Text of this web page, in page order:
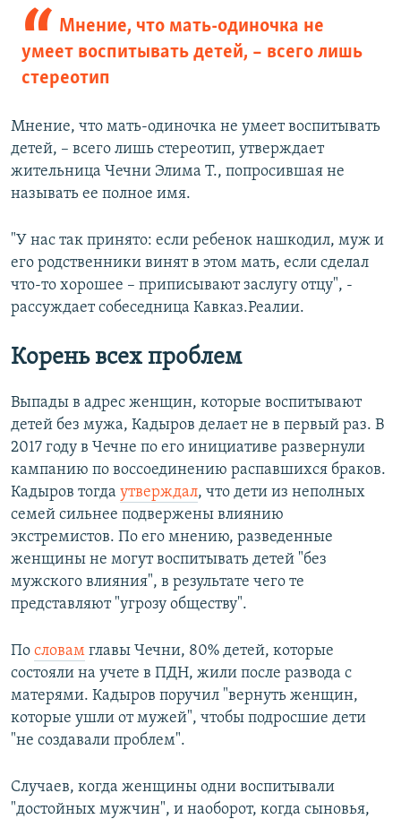
Мнение, что мать-одиночка не
умеет воспитывать детей, – всего лишь
стереотип
Мнение, что мать-одиночка не умеет воспитывать
детей, – всего лишь стереотип, утверждает
жительница Чечни Элима Т., попросившая не
называть ее полное имя.
"У нас так принято: если ребенок нашкодил, муж и
его родственники винят в этом мать, если сделал
что-то хорошее – приписывают заслугу отцу", -
рассуждает собеседница Кавказ.Реалии.
Корень всех проблем
Выпады в адрес женщин, которые воспитывают
детей без мужа, Кадыров делает не в первый раз. В
2017 году в Чечне по его инициативе развернули
кампанию по воссоединению распавшихся браков.
Кадыров тогда утверждал, что дети из неполных
семей сильнее подвержены влиянию
экстремистов. По его мнению, разведенные
женщины не могут воспитывать детей "без
мужского влияния", в результате чего те
представляют "угрозу обществу".
По словам главы Чечни, 80% детей, которые
состояли на учете в ПДН, жили после развода с
матерями. Кадыров поручил "вернуть женщин,
которые ушли от мужей", чтобы подросшие дети
"не создавали проблем".
Случаев, когда женщины одни воспитывали
"достойных мужчин", и наоборот, когда сыновья,